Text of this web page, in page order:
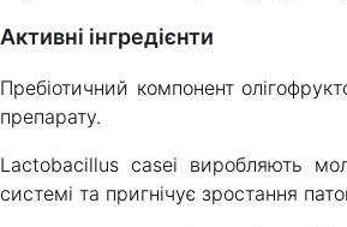
Активні інгредієнти
Пребіотичний компонент
препарату.
Lactobacillus casei виробляють
системі та пригнічує зростання